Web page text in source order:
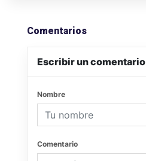
Comentarios
Escribir un comentario
Nombre
Comentario